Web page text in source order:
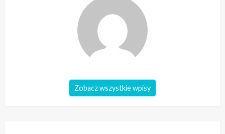
Zobacz wszystkie wpisy